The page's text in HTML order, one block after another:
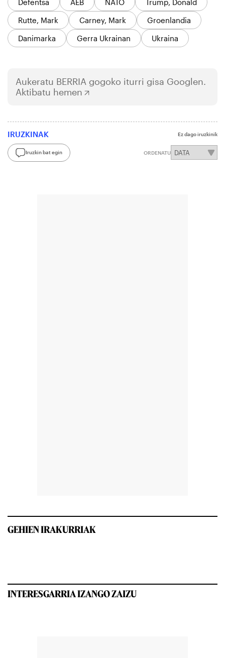
Rutte, Mark
Carney, Mark
Groenlandia
Danimarka
Gerra Ukrainan Ukraina
Aukeratu BERRIA gogoko iturri gisa Googlen.
Aktibatu hemen
IRUZKINAK Ez dago iruzkinik
Iruzkin bat egin ORDENATU
GEHIEN IRAKURRIAK
INTERESGARRIA IZANGO ZAIZU